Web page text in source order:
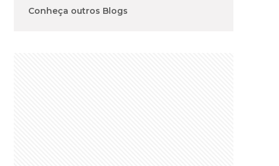
Conheça outros Blogs